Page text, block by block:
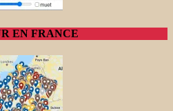
EN FRANCE